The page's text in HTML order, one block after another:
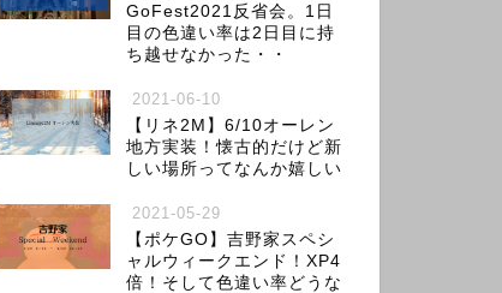
GoFest2021反省会。1日
目の色違い率は2日目に持
ち越せなかった・・
2021-06-10
【リネ2M】6/10オーレン
地方実装！懐古的だけど新
しい場所ってなんか嬉しい
2021-05-29
【ポケGO】吉野家スペシ
ャルウィークエンド！XP4
倍！そして色違い率どうな